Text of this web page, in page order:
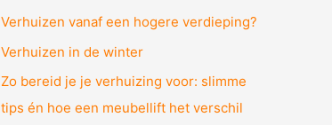
Verhuizen vanaf een hogere verdieping?
Verhuizen in de winter
Zo bereid je je verhuizing voor: slimme
tips én hoe een meubellift het verschil